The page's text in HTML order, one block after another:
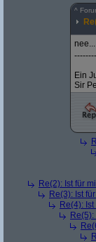
^
Ein
Sir
Re(2): Ist für
Re(3): Ist
Re(4):